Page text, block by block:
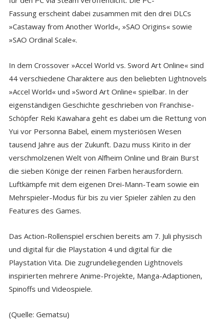
Fassung erscheint dabei zusammen mit den drei DLCs
»Castaway from Another World«, »SAO Origins« sowie
»SAO Ordinal Scale«.
In dem Crossover »Accel World vs. Sword Art Online« sind
44 verschiedene Charaktere aus den beliebten Lightnovels
»Accel World« und »Sword Art Online« spielbar. In der
eigenständigen Geschichte geschrieben von Franchise-
Schöpfer Reki Kawahara geht es dabei um die Rettung von
Yui vor Personna Babel, einem mysteriösen Wesen
tausend Jahre aus der Zukunft. Dazu muss Kirito in der
verschmolzenen Welt von Alfheim Online und Brain Burst
die sieben Könige der reinen Farben herausfordern.
Luftkämpfe mit dem eigenen Drei-Mann-Team sowie ein
Mehrspieler-Modus für bis zu vier Spieler zählen zu den
Features des Games.
Das Action-Rollenspiel erschien bereits am 7. Juli physisch
und digital für die Playstation 4 und digital für die
Playstation Vita. Die zugrundeliegenden Lightnovels
inspirierten mehrere Anime-Projekte, Manga-Adaptionen,
Spinoffs und Videospiele.
(Quelle: Gematsu)